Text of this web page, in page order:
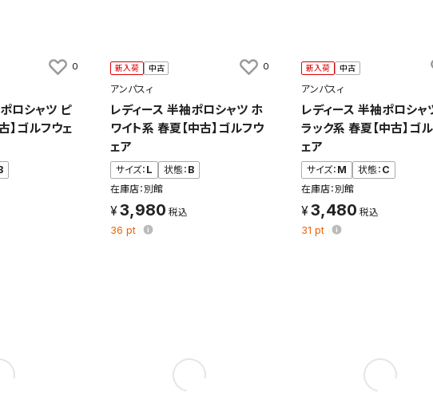
ロシャツ ピ
】ゴルフウェ
0 新入荷 中古
アンパスィ
レディース 半袖ポロシャツ ホ
ワイト系 春夏【中古】ゴルフウ
ェア
サイズ： L 状態： B
在庫店：別館
3,980
36 pt
0 新入荷 中古
アンパスィ
レディース 半袖ポロシャ
ラック系 春夏【中古】ゴ
ェア
サイズ： M 状態： C
在庫店：別館
3,480
31 pt